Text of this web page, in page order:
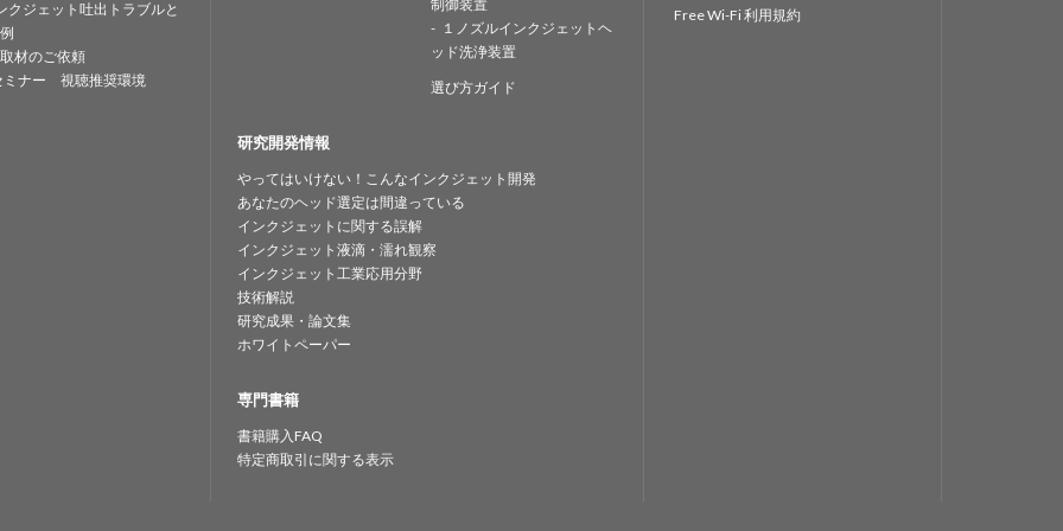
ジェット吐出トラブルと
材のご依頼
ミナー 視聴推奨環境
制御装置
１ノズルインクジェットヘ
ッド洗浄装置
選び方ガイド
研究開発情報
やってはいけない！こんなインクジェット開発
あなたのヘッド選定は間違っている
インクジェットに関する誤解
インクジェット液滴・濡れ観察
インクジェット工業応用分野
技術解説
研究成果・論文集
ホワイトペーパー
専門書籍
書籍購入FAQ
特定商取引に関する表示
Free Wi-Fi 利用規約